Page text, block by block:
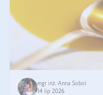
mgr inż. Anna Sobol
14 lip 2026